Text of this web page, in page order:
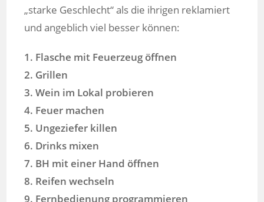
„starke Geschlecht“ als die ihrigen reklamiert
und angeblich viel besser können:
1. Flasche mit Feuerzeug öffnen
2. Grillen
3. Wein im Lokal probieren
4. Feuer machen
5. Ungeziefer killen
6. Drinks mixen
7. BH mit einer Hand öffnen
8. Reifen wechseln
9. Fernbedienung programmieren